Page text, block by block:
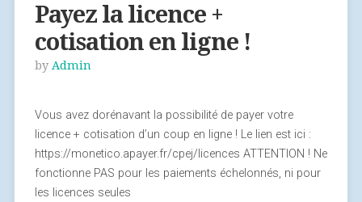
Payez la licence +
cotisation en ligne !
by Admin
Vous avez dorénavant la possibilité de payer votre
licence + cotisation d’un coup en ligne ! Le lien est ici :
https://monetico.apayer.fr/cpej/licences ATTENTION ! Ne
fonctionne PAS pour les paiements échelonnés, ni pour
les licences seules